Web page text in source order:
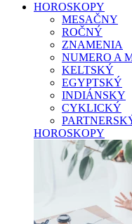
HOROSKOPY
MESAČNY
ROČNÝ
ZNAMENIA
NUMERO A
KELTSKÝ
EGYPTSKÝ
INDIÁNSKY
CYKLICKÝ
HOROSKOPY